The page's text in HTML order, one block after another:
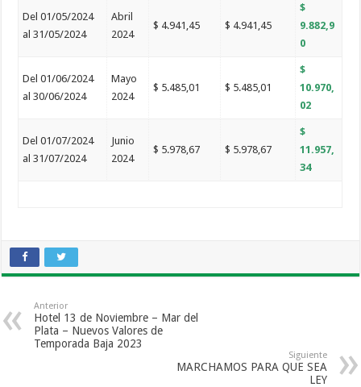
Del 01/05/2024
al 31/05/2024
Abril
2024
$ 4.941,45 $ 4.941,45
$
9.882,9
0
Del 01/06/2024
al 30/06/2024
Mayo
2024
$ 5.485,01 $ 5.485,01
$
10.970,
02
Del 01/07/2024
al 31/07/2024
Junio
2024
$ 5.978,67 $ 5.978,67
$
11.957,
34
Anterior
Hotel 13 de Noviembre – Mar del
Plata – Nuevos Valores de
Temporada Baja 2023
Siguiente
MARCHAMOS PARA QUE SEA
LEY